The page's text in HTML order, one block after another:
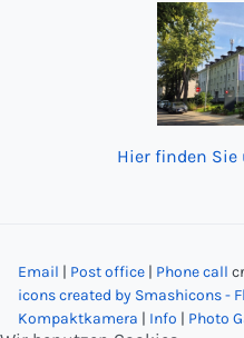
Hier finden Sie
Email | Post office | Phone call
icons created by Smashicons -
Kompaktkamera | Info | Photo